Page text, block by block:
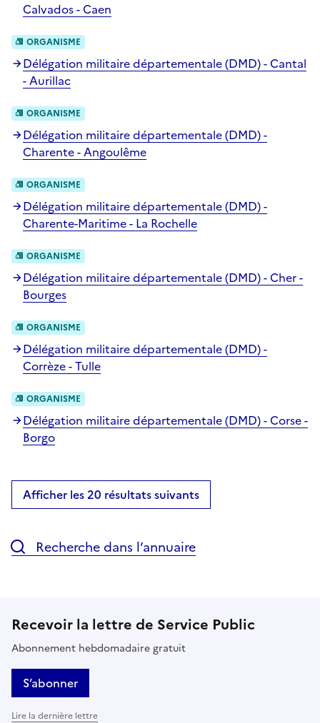
Calvados - Caen
ORGANISME
Délégation militaire départementale (DMD) - Cantal
- Aurillac
ORGANISME
Délégation militaire départementale (DMD) -
Charente - Angoulême
ORGANISME
Délégation militaire départementale (DMD) -
Charente-Maritime - La Rochelle
ORGANISME
Délégation militaire départementale (DMD) - Cher -
Bourges
ORGANISME
Délégation militaire départementale (DMD) -
Corrèze - Tulle
ORGANISME
Délégation militaire départementale (DMD) - Corse -
Borgo
Afficher les 20 résultats suivants
Recherche dans l’annuaire
Recevoir la lettre de Service Public
Abonnement hebdomadaire gratuit
S’abonner
Lire la dernière lettre